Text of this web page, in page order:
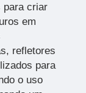
para criar
em
refletores
para
o uso